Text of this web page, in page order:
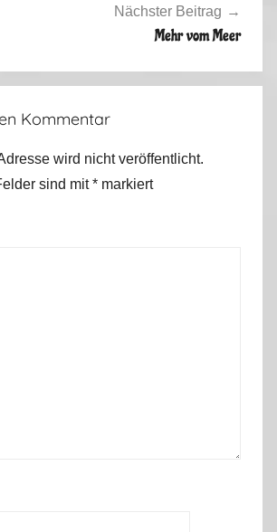
Nächster Beitrag
Mehr vom Meer
Kommentar
wird nicht veröffentlicht.
sind mit* markiert